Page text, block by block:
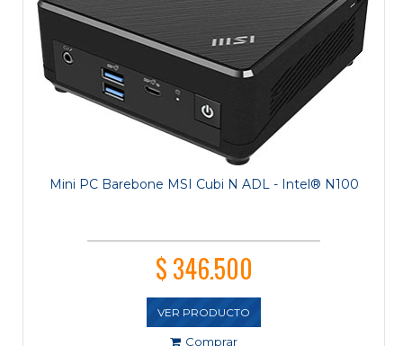
Mini PC Barebone MSI Cubi N ADL - Intel® N100
$ 346.500
VER PRODUCTO
Comprar